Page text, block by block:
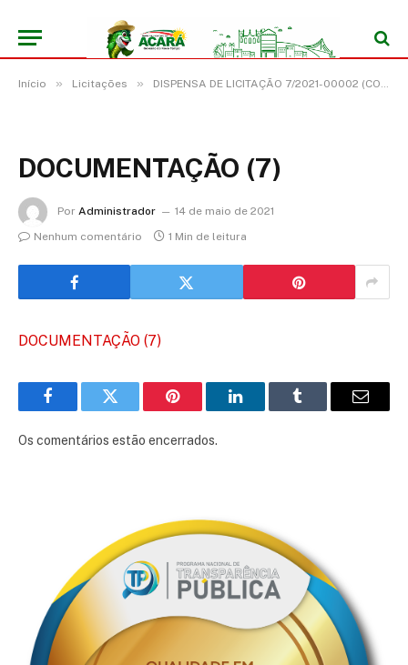
Início » Licitações » DISPENSA DE LICITAÇÃO 7/2021-00002 (CONTRATAÇÃO DE EMPRESA PARA FORNECIMENTO DE LINK DEDICADO A REDE MUNDIAL DE COMPUTADORES – INTERNET BANDA LARGA ILIMITADA)
DOCUMENTAÇÃO (7)
Por Administrador
14 de maio de 2021
Nenhum comentário
1 Min de leitura
DOCUMENTAÇÃO (7)
FacebookTwitter Pinterest LinkedInTumblr
E-
Os comentários estão encerrados.